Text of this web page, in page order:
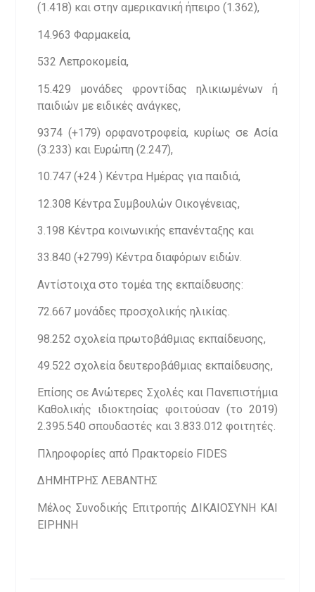
(1.418) και στην αμερικανική ήπειρο (1.362),
14.963 Φαρμακεία,
532 Λεπροκομεία,
15.429 μονάδες φροντίδας ηλικιωμένων ή
παιδιών με ειδικές ανάγκες,
9374 (+179) ορφανοτροφεία, κυρίως σε Ασία
(3.233) και Ευρώπη (2.247),
10.747 (+24 ) Κέντρα Ημέρας για παιδιά,
12.308 Κέντρα Συμβουλών Οικογένειας,
3.198 Κέντρα κοινωνικής επανένταξης και
33.840 (+2799) Κέντρα διαφόρων ειδών.
Αντίστοιχα στο τομέα της εκπαίδευσης:
72.667 μονάδες προσχολικής ηλικίας.
98.252 σχολεία πρωτοβάθμιας εκπαίδευσης,
49.522 σχολεία δευτεροβάθμιας εκπαίδευσης,
Επίσης σε Ανώτερες Σχολές και Πανεπιστήμια
Καθολικής ιδιοκτησίας φοιτούσαν (το 2019)
2.395.540 σπουδαστές και 3.833.012 φοιτητές.
Πληροφορίες από Πρακτορείο FIDES
ΔΗΜΗΤΡΗΣ ΛΕΒΑΝΤΗΣ
Μέλος Συνοδικής Επιτροπής ΔΙΚΑΙΟΣΥΝΗ ΚΑΙ
ΕΙΡΗΝΗ